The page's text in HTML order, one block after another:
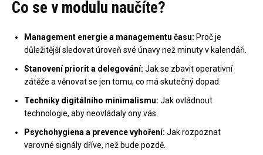
Co se v modulu naučíte?
Management energie a managementu času: Proč je
důležitější sledovat úroveň své únavy než minuty v kalendáři.
Stanovení priorit a delegování: Jak se zbavit operativní
zátěže a věnovat se jen tomu, co má skutečný dopad.
Techniky digitálního minimalismu: Jak ovládnout
technologie, aby neovládaly ony vás.
Psychohygiena a prevence vyhoření: Jak rozpoznat
varovné signály dříve, než bude pozdě.